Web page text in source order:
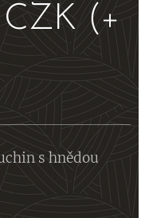
CZK (+
s hnědou